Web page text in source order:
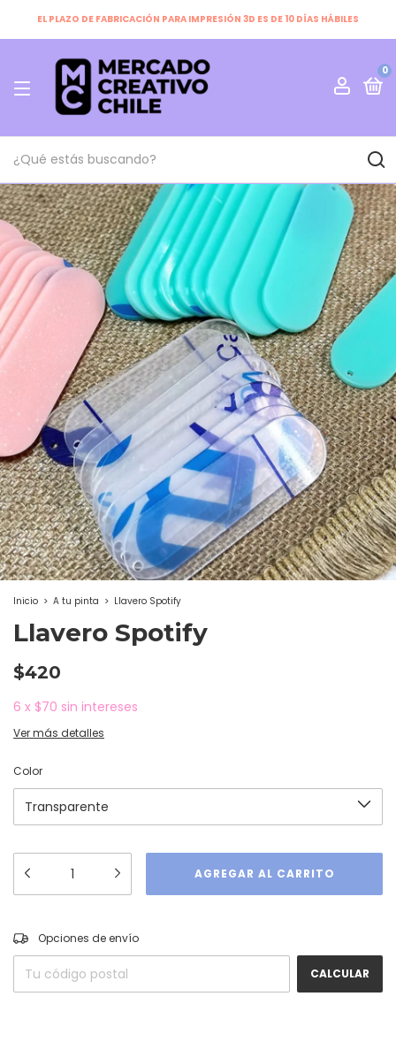
EL PLAZO DE FABRICACIÓN PARA IMPRESIÓN 3D ES DE 10 DÍAS HÁBILES
0
Inicio > A tu pinta > Llavero Spotify
Llavero Spotify
$420
6 x $70 sin intereses
Ver más detalles
Color
Entregas para el CP:
Opciones de envío
CALCULAR